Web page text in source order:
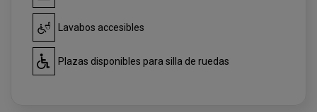
Lavabos accesibles
Plazas disponibles para silla de ruedas